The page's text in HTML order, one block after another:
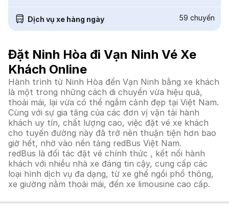
Dịch vụ xe hàng ngày 59 chuyến
Đặt Ninh Hòa đi Vạn Ninh Vé Xe
Khách Online
Hành trình từ Ninh Hòa đến Vạn Ninh bằng xe khách
là một trong những cách di chuyển vừa hiệu quả,
thoải mái, lại vừa có thể ngắm cảnh đẹp tại Việt Nam.
Cùng với sự gia tăng của các đơn vị vận tải hành
khách uy tín, chất lượng cao, việc đặt vé xe khách
cho tuyến đường này đã trở nên thuận tiện hơn bao
giờ hết, nhờ vào nền tảng redBus Việt Nam.
redBus là đối tác đặt vé chính thức , kết nối hành
khách với nhiều nhà xe đáng tin cậy, cung cấp các
loại hình dịch vụ đa dạng, từ xe ghế ngồi phổ thông,
xe giường nằm thoải mái, đến xe limousine cao cấp.